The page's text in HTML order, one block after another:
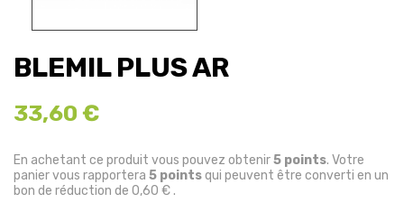
BLEMIL PLUS AR
33,60 €
En achetant ce produit vous pouvez obtenir5 points. Votre
panier vous rapportera 5 pointsqui peuvent être converti en un
bon de réduction de 0,60 €.